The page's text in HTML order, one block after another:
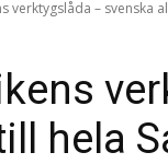
verktygslåda – svenska
hela